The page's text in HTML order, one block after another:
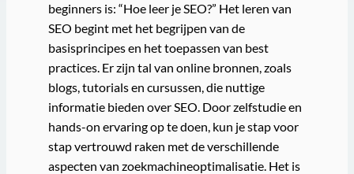
beginners is: “Hoe leer je SEO?” Het leren van
SEO begint met het begrijpen van de
basisprincipes en het toepassen van best
practices. Er zijn tal van online bronnen, zoals
blogs, tutorials en cursussen, die nuttige
informatie bieden over SEO. Door zelfstudie en
hands-on ervaring op te doen, kun je stap voor
stap vertrouwd raken met de verschillende
aspecten van zoekmachineoptimalisatie. Het is